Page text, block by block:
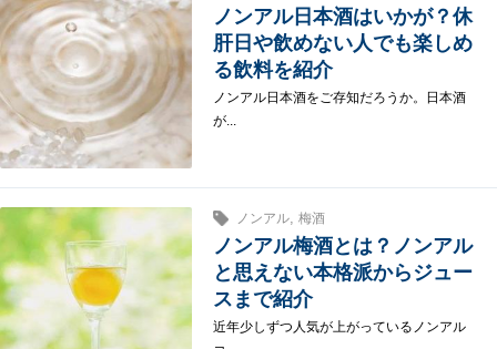
ノンアル日本酒はいかが？休
肝日や飲めない人でも楽しめ
る飲料を紹介
ノンアル日本酒をご存知だろうか。日本酒
が...
ノンアル, 梅酒
ノンアル梅酒とは？ノンアル
と思えない本格派からジュー
スまで紹介
近年少しずつ人気が上がっているノンアル